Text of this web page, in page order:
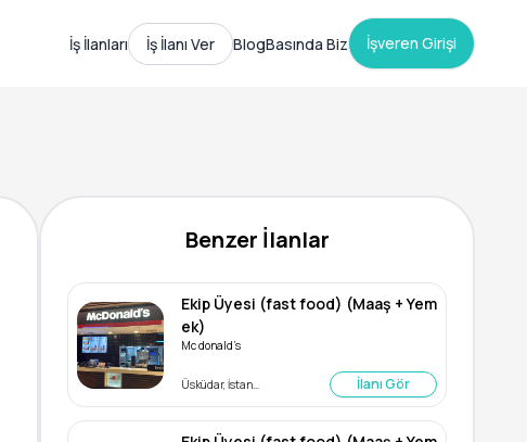
İş İlanları İş İlanı Ver BlogBasında Biz İşveren Girişi
Benzer İlanlar
Ekip Üyesi (fast food) (Maaş + Yem
ek)
Mc donald’s
İlanı Gör